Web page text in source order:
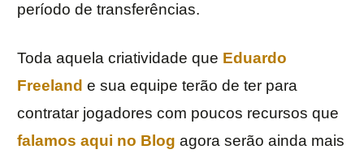
período de transferências.
Toda aquela criatividade que Eduardo
Freeland e sua equipe terão de ter para
contratar jogadores com poucos recursos que
falamos aqui no Blog agora serão ainda mais